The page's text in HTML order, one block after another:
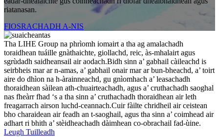
riatanasan.
FIOSRACHADH A-NIS
Tha LIHE Group na phrìomh iomairt a tha ag amalachadh
toraidhean tuáille gnàthaichte, giollachd, reic, às-mhalairt agus
sgrùdadh saidheansail air aodach.Bidh sinn a’ gabhail càileachd is
seirbheis mar ar n-amas, a’ gabhail onair mar ar bun-bheachd, a’ toirt
aire do dhìon na h-àrainneachd, gu gnìomhach a’ leasachadh
thoraidhean sàilean ath-chuairteachadh, agus a’ cruthachadh saoghal
nas fheàrr fhad ‘s a tha sinn a’ cruthachadh thoraidhean air leth
freagarrach airson luchd-ceannach.Cuir fàilte chridheil air ceistean
bho charaidean air feadh an t-saoghail, agus tha sinn a’ coimhead air
adhart ri bhith a’ stèidheachadh dàimhean co-obrachail fad-ùine.
Leugh Tuilleadh